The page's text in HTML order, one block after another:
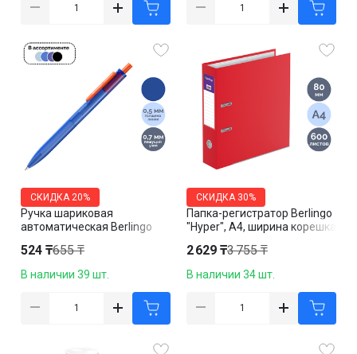
Ручка шариковая
автоматическая Berlingo
корпус ассорти, синяя, цена
за штуку
СКИДКА 20%
524 ₸655 ₸
В наличии 39 шт.
Папка-регистратор Berlingo
"Hyper", А4, ширина корешка
СКИДКА 30%
2 629 ₸3 755 ₸
В наличии 34 шт.